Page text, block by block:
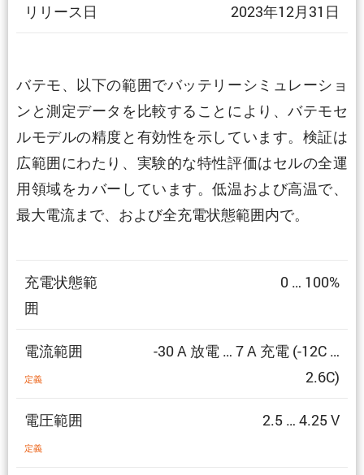
リリース日 2023年12月31日
バテモ、以下の範囲でバッテリーシミュレーショ
ンと測定データを比較することにより、バテモセ
ルモデルの精度と有効性を示しています。検証は
広範囲にわたり、実験的な特性評価はセルの全運
用領域をカバーしています。低温および高温で、
最大電流まで、および全充電状態範囲内で。
充電状態範
囲
0 … 100%
電流範囲
定義
-30 A 放電 … 7 A 充電 (-12C …
2.6C)
電圧範囲
定義
2.5 … 4.25 V